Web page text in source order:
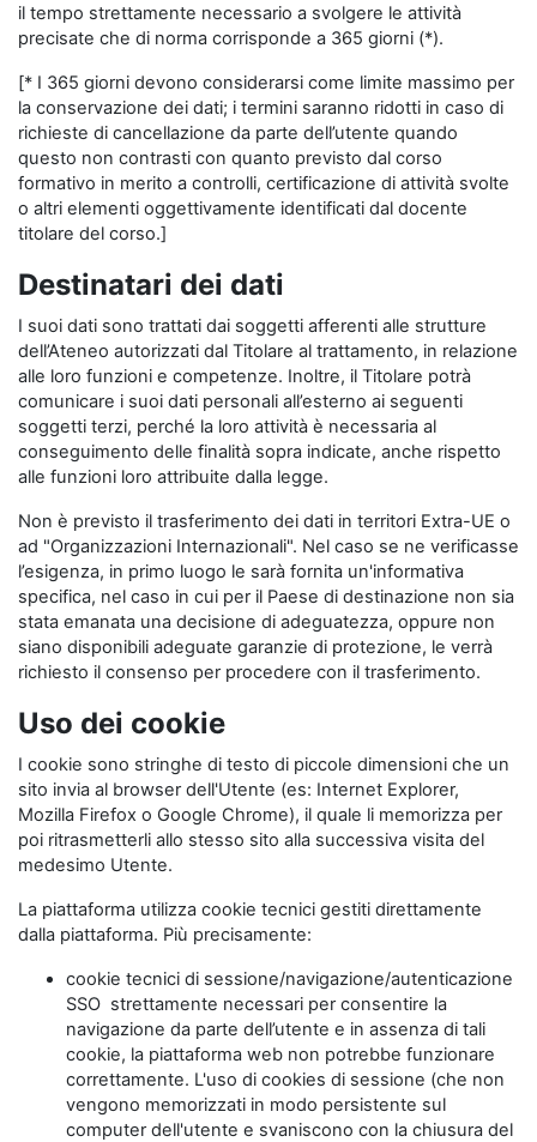
il tempo strettamente necessario a svolgere le attività
precisate che di norma corrisponde a 365 giorni (*).
[* I 365 giorni devono considerarsi come limite massimo per
la conservazione dei dati; i termini saranno ridotti in caso di
richieste di cancellazione da parte dell’utente quando
questo non contrasti con quanto previsto dal corso
formativo in merito a controlli, certificazione di attività svolte
o altri elementi oggettivamente identificati dal docente
titolare del corso.]
Destinatari dei dati
I suoi dati sono trattati dai soggetti afferenti alle strutture
dell’Ateneo autorizzati dal Titolare al trattamento, in relazione
alle loro funzioni e competenze. Inoltre, il Titolare potrà
comunicare i suoi dati personali all’esterno ai seguenti
soggetti terzi, perché la loro attività è necessaria al
conseguimento delle finalità sopra indicate, anche rispetto
alle funzioni loro attribuite dalla legge.
Non è previsto il trasferimento dei dati in territori Extra-UE o
ad "Organizzazioni Internazionali". Nel caso se ne verificasse
l’esigenza, in primo luogo le sarà fornita un'informativa
specifica, nel caso in cui per il Paese di destinazione non sia
stata emanata una decisione di adeguatezza, oppure non
siano disponibili adeguate garanzie di protezione, le verrà
richiesto il consenso per procedere con il trasferimento.
Uso dei cookie
I cookie sono stringhe di testo di piccole dimensioni che un
sito invia al browser dell'Utente (es: Internet Explorer,
Mozilla Firefox o Google Chrome), il quale li memorizza per
poi ritrasmetterli allo stesso sito alla successiva visita del
medesimo Utente.
La piattaforma utilizza cookie tecnici gestiti direttamente
dalla piattaforma. Più precisamente:
cookie tecnici di sessione/navigazione/autenticazione
SSO strettamente necessari per consentire la
navigazione da parte dell’utente e in assenza di tali
cookie, la piattaforma web non potrebbe funzionare
correttamente. L'uso di cookies di sessione (che non
vengono memorizzati in modo persistente sul
computer dell'utente e svaniscono con la chiusura del